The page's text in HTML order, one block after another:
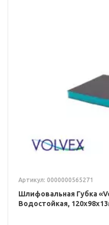
Артикул: 0000000565271
Шлифовальная Губка
Водостойкая,